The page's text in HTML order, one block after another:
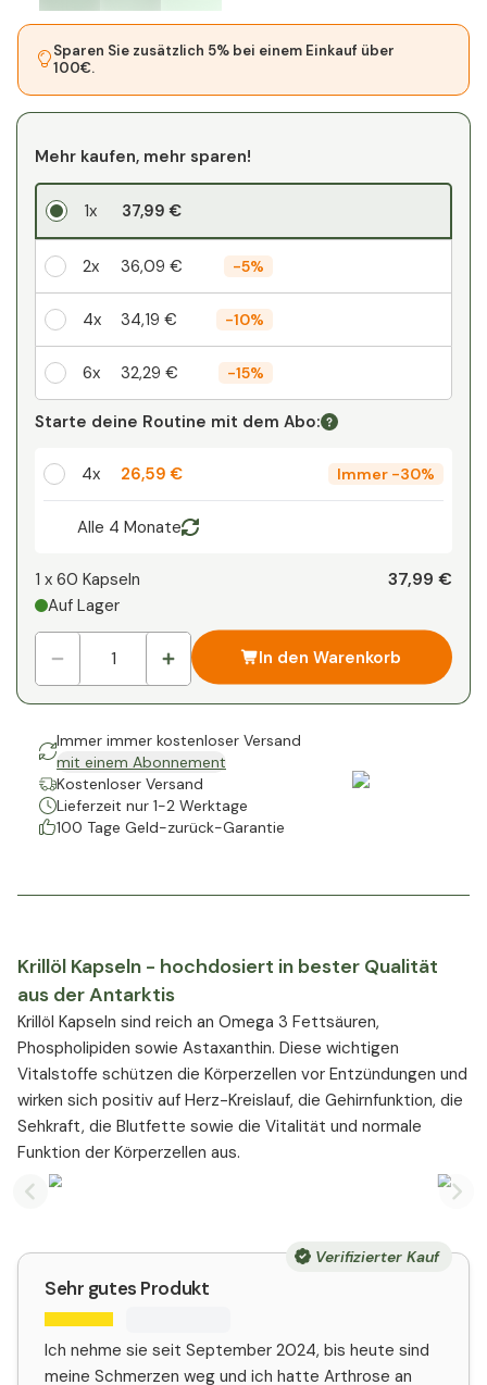
Sparen Sie zusätzlich 5% bei einem Einkauf über
100€.
Mehr kaufen, mehr sparen!
1x 37,99 €
2x 36,09 € -5%
4x 34,19 € -10%
6x 32,29 € -15%
Ihr persönlicher Rabatt
-%
Starte deine Routine mit dem Abo:
4x 26,59 € Immer -30%
Alle 4 Monate
1 x 60 Kapseln
Auf Lager
37,99 €
In den Warenkorb
Immer immer kostenloser Versand
mit einem Abonnement
Kostenloser Versand
Lieferzeit nur 1-2 Werktage
100 Tage Geld-zurück-Garantie
Krillöl Kapseln - hochdosiert in bester Qualität
aus der Antarktis
Krillöl Kapseln sind reich an Omega 3 Fettsäuren,
Phospholipiden sowie Astaxanthin. Diese wichtigen
Vitalstoffe schützen die Körperzellen vor Entzündungen und
wirken sich positiv auf Herz-Kreislauf, die Gehirnfunktion, die
Sehkraft, die Blutfette sowie die Vitalität und normale
Funktion der Körperzellen aus.
Previous slide
Verifizierter Kauf
Sehr gutes Produkt
Ich nehme sie seit September 2024, bis heute sind
meine Schmerzen weg und ich hatte Arthrose an